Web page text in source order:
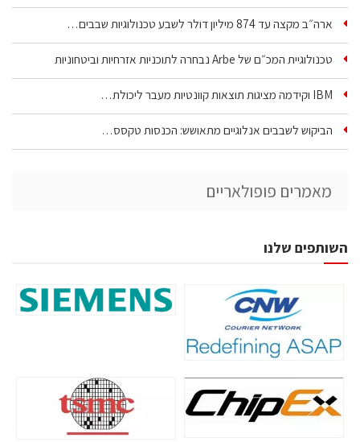
ארה״ב מקצה עד 874 מיליון דולר לשבע טכנולוגיות שבבים…
טכנולוגיית המכ״ם של Arbe נבחרה לתוכניות אזרחיות וביטחוניות
IBM וקידמה מציגות תוצאות קוונטיות מעבר ליכולת…
הביקוש לשבבים אנלוגיים מתאושש: הכנסות טקסס…
מאמרים פופולאריים
השותפים שלנו